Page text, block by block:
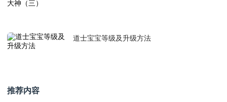
道士宝宝等级及升级方法
推荐内容